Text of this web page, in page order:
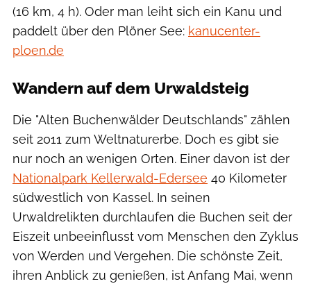
(16 km, 4 h). Oder man leiht sich ein Kanu und
paddelt über den Plöner See: kanucenter-
ploen.de
Wandern auf dem Urwaldsteig
Die "Alten Buchenwälder Deutschlands" zählen
seit 2011 zum Weltnaturerbe. Doch es gibt sie
nur noch an wenigen Orten. Einer davon ist der
Nationalpark Kellerwald-Edersee 40 Kilometer
südwestlich von Kassel. In seinen
Urwaldrelikten durchlaufen die Buchen seit der
Eiszeit unbeeinflusst vom Menschen den Zyklus
von Werden und Vergehen. Die schönste Zeit,
ihren Anblick zu genießen, ist Anfang Mai, wenn